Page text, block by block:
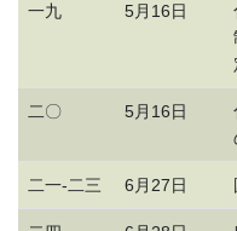
一九 5月16日
二〇 5月16日
二一-二三 6月27日